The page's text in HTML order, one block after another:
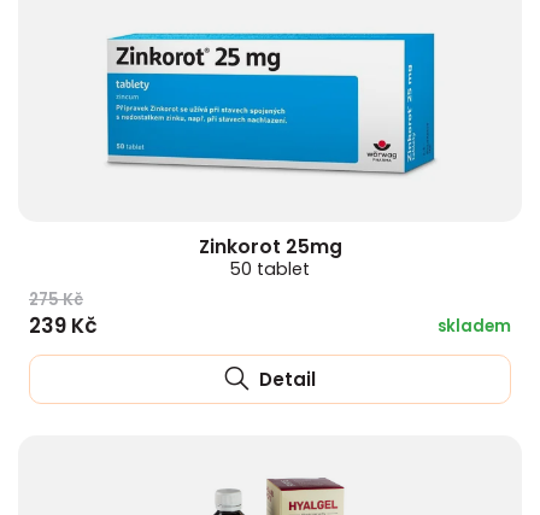
Zinkorot 25mg
50 tablet
275 Kč
239 Kč skladem
Detail